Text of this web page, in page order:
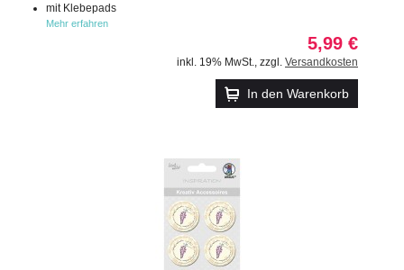
mit Klebepads
Mehr erfahren
5,99 €
inkl. 19% MwSt. zzgl. Versandkosten
In den Warenkorb